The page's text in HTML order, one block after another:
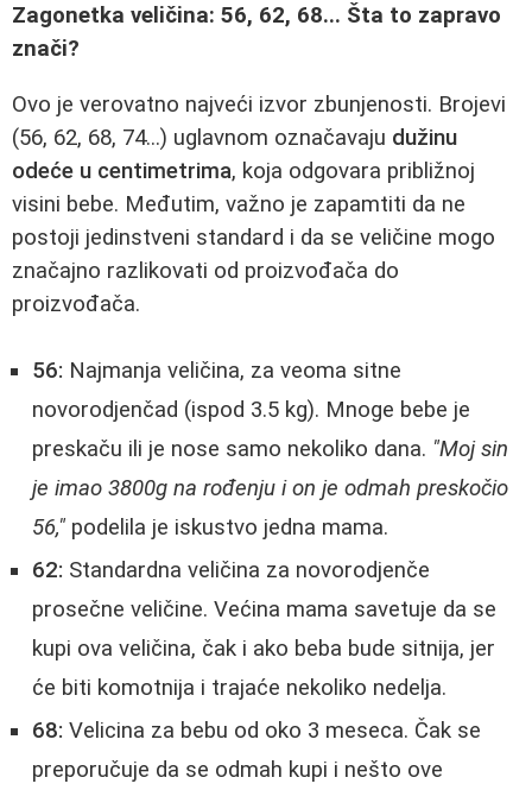
Zagonetka veličina: 56, 62, 68... Šta to zapravo
znači?
Ovo je verovatno najveći izvor zbunjenosti. Brojevi
(56, 62, 68, 74...) uglavnom označavaju dužinu
odeće u centimetrima, koja odgovara približnoj
visini bebe. Međutim, važno je zapamtiti da ne
postoji jedinstveni standard i da se veličine mogo
značajno razlikovati od proizvođača do
proizvođača.
56: Najmanja veličina, za veoma sitne
novorodjenčad (ispod 3.5 kg). Mnoge bebe je
preskaču ili je nose samo nekoliko dana. "Moj sin
je imao 3800g na rođenju i on je odmah preskočio
56," podelila je iskustvo jedna mama.
62: Standardna veličina za novorodjenče
prosečne veličine. Većina mama savetuje da se
kupi ova veličina, čak i ako beba bude sitnija, jer
će biti komotnija i trajaće nekoliko nedelja.
68: Velicina za bebu od oko 3 meseca. Čak se
preporučuje da se odmah kupi i nešto ove